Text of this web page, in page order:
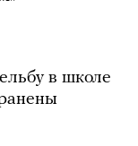
в школе